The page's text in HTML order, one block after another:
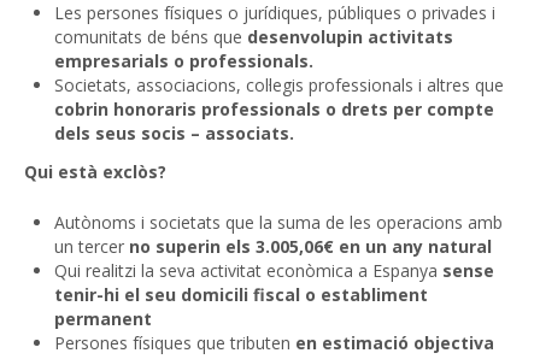
Les persones físiques o jurídiques, públiques o privades i
comunitats de béns que desenvolupin activitats
empresarials o professionals.
Societats, associacions, col·legis professionals i altres que
cobrin honoraris professionals o drets per compte
dels seus socis – associats.
Qui està exclòs?
Autònoms i societats que la suma de les operacions amb
un tercer no superin els 3.005,06€ en un any natural
Qui realitzi la seva activitat econòmica a Espanya sense
tenir-hi el seu domicili fiscal o establiment
permanent
Persones físiques que tributen en estimació objectiva